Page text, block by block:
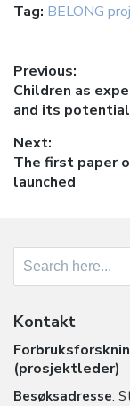
Tag: BELONG
Previous:
Previous
post:
Children as
and its potential
Next:
Next
post:
The first paper
launched
Search
for:
Kontakt
(prosjektleder)
Besøksadresse: